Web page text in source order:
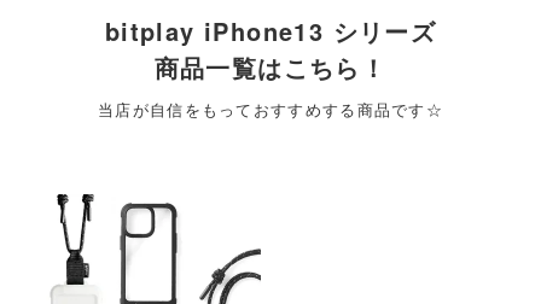
bitplay iPhone13 シリーズ
商品一覧はこちら！
当店が自信をもっておすすめする商品です☆